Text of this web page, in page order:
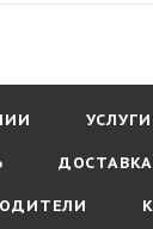
УСЛУГИ
ДОСТАВКА